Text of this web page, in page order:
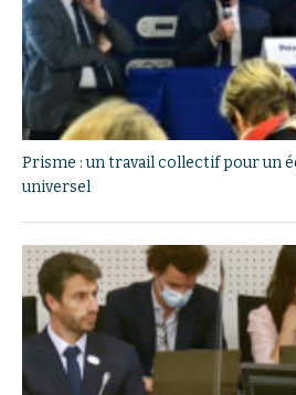
Prisme : un travail collectif pour un
universel